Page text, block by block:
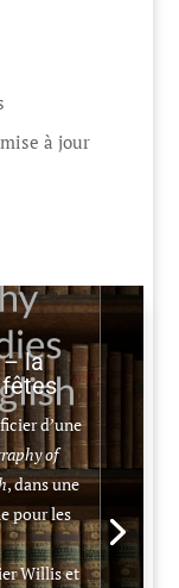
à jour
– la
d’une
of
, dans une
pour les
Willis et